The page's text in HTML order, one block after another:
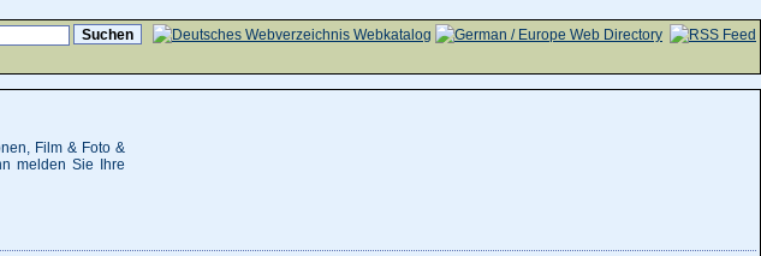
Film & Foto &
melden Sie Ihre